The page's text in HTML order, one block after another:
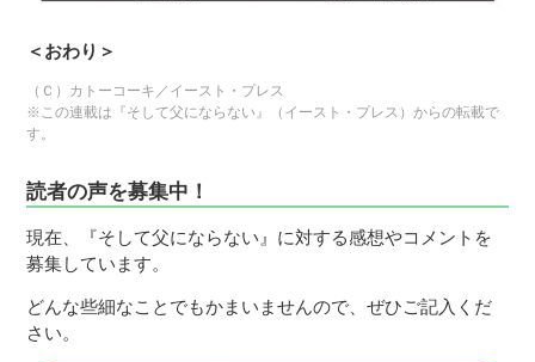
＜おわり＞
（Ｃ）カトーコーキ／イースト・プレス
※この連載は『そして父にならない』（イースト・プレス）からの転載で
す。
読者の声を募集中！
現在、『そして父にならない』に対する感想やコメントを
募集しています。
どんな些細なことでもかまいませんので、ぜひご記入くだ
さい。